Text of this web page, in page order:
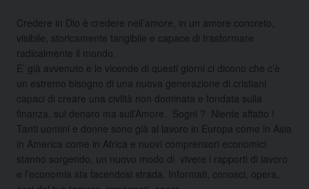
Credere in Dio è credere nell’amore, in un amore concreto,
visibile, storicamente tangibile e capace di trasformare
radicalmente il mondo.
E’ già avvenuto e le vicende di questi giorni ci dicono che c’è
un estremo bisogno di una nuova generazione di cristiani
capaci di creare una civiltà non dominata e fondata sulla
finanza, sul denaro ma sull’Amore. Sogni ? Niente affatto !
Tanti uomini e donne sono già al lavoro in Europa come in Asia
in America come in Africa e nuovi comprensori economici
stanno sorgendo, un nuovo modo di vivere i rapporti di lavoro
e l’economia sta facendosi strada. Informati, conosci, opera,